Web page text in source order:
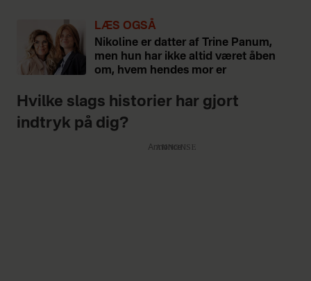
LÆS OGSÅ
Nikoline er datter af Trine Panum,
men hun har ikke altid været åben
om, hvem hendes mor er
Hvilke slags historier har gjort
indtryk på dig?
Annonce